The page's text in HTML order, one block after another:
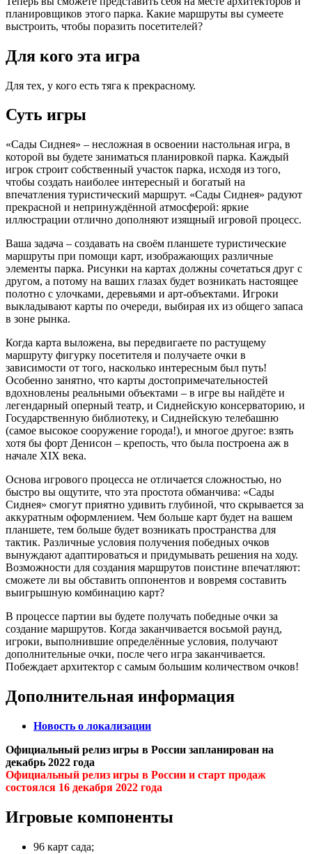
планировщиков этого парка. Какие маршруты вы сумеете
выстроить, чтобы поразить посетителей?
Для кого эта игра
Для тех, у кого есть тяга к прекрасному.
Суть игры
«Сады Сиднея» – несложная в освоении настольная игра, в
которой вы будете заниматься планировкой парка. Каждый
игрок строит собственный участок парка, исходя из того,
чтобы создать наиболее интересный и богатый на
впечатления туристический маршрут. «Сады Сиднея» радуют
прекрасной и непринуждённой атмосферой: яркие
иллюстрации отлично дополняют изящный игровой процесс.
Ваша задача – создавать на своём планшете туристические
маршруты при помощи карт, изображающих различные
элементы парка. Рисунки на картах должны сочетаться друг с
другом, а потому на ваших глазах будет возникать настоящее
полотно с улочками, деревьями и арт-объектами. Игроки
выкладывают карты по очереди, выбирая их из общего запаса
в зоне рынка.
Когда карта выложена, вы передвигаете по растущему
маршруту фигурку посетителя и получаете очки в
зависимости от того, насколько интересным был путь!
Особенно занятно, что карты достопримечательностей
вдохновлены реальными объектами – в игре вы найдёте и
легендарный оперный театр, и Сиднейскую консерваторию, и
Государственную библиотеку, и Сиднейскую телебашню
(самое высокое сооружение города!), и многое другое: взять
хотя бы форт Денисон – крепость, что была построена аж в
начале XIX века.
Основа игрового процесса не отличается сложностью, но
быстро вы ощутите, что эта простота обманчива: «Сады
Сиднея» смогут приятно удивить глубиной, что скрывается за
аккуратным оформлением. Чем больше карт будет на вашем
планшете, тем больше будет возникать пространства для
тактик. Различные условия получения победных очков
вынуждают адаптироваться и придумывать решения на ходу.
Возможности для создания маршрутов поистине впечатляют:
сможете ли вы обставить оппонентов и вовремя составить
выигрышную комбинацию карт?
В процессе партии вы будете получать победные очки за
создание маршрутов. Когда заканчивается восьмой раунд,
игроки, выполнившие определённые условия, получают
дополнительные очки, после чего игра заканчивается.
Побеждает архитектор с самым большим количеством очков!
Дополнительная информация
Новость о локализации
Официальный релиз игры в России запланирован на
декабрь 2022 года
Официальный релиз игры в России и старт продаж
состоялся 16 декабря 2022 года
Игровые компоненты
96 карт сада;